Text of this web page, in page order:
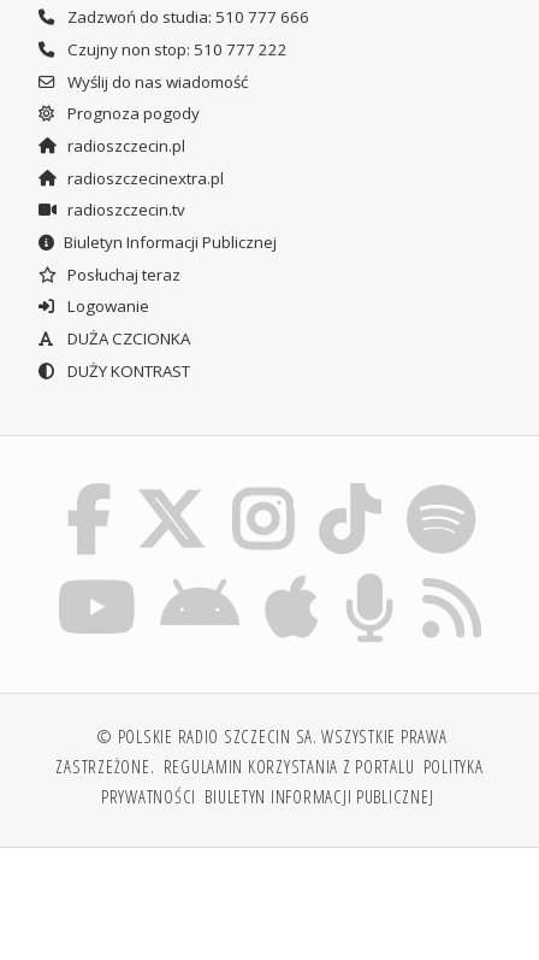
Zadzwoń do studia: 510 777 666
Czujny non stop: 510 777 222
Wyślij do nas wiadomość
Prognoza pogody
radioszczecin.pl
radioszczecinextra.pl
radioszczecin.tv
Biuletyn Informacji Publicznej
Posłuchaj teraz
Logowanie
DUŻA CZCIONKA
DUŻY KONTRAST
© POLSKIE RADIO SZCZECIN SA. WSZYSTKIE PRAWA
ZASTRZEŻONE. REGULAMIN KORZYSTANIA Z PORTALU POLITYKA
PRYWATNOŚCI BIULETYN INFORMACJI PUBLICZNEJ